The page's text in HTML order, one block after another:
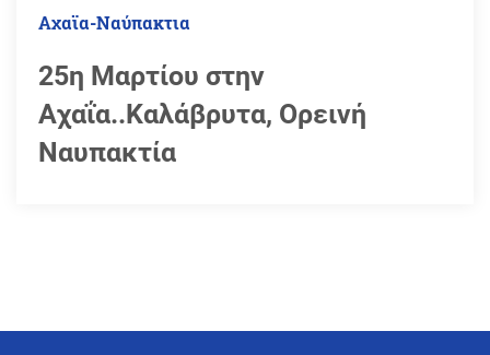
Αχαϊα-Ναύπακτια
25η Μαρτίου στην
Αχαΐα..Καλάβρυτα, Ορεινή
Ναυπακτία